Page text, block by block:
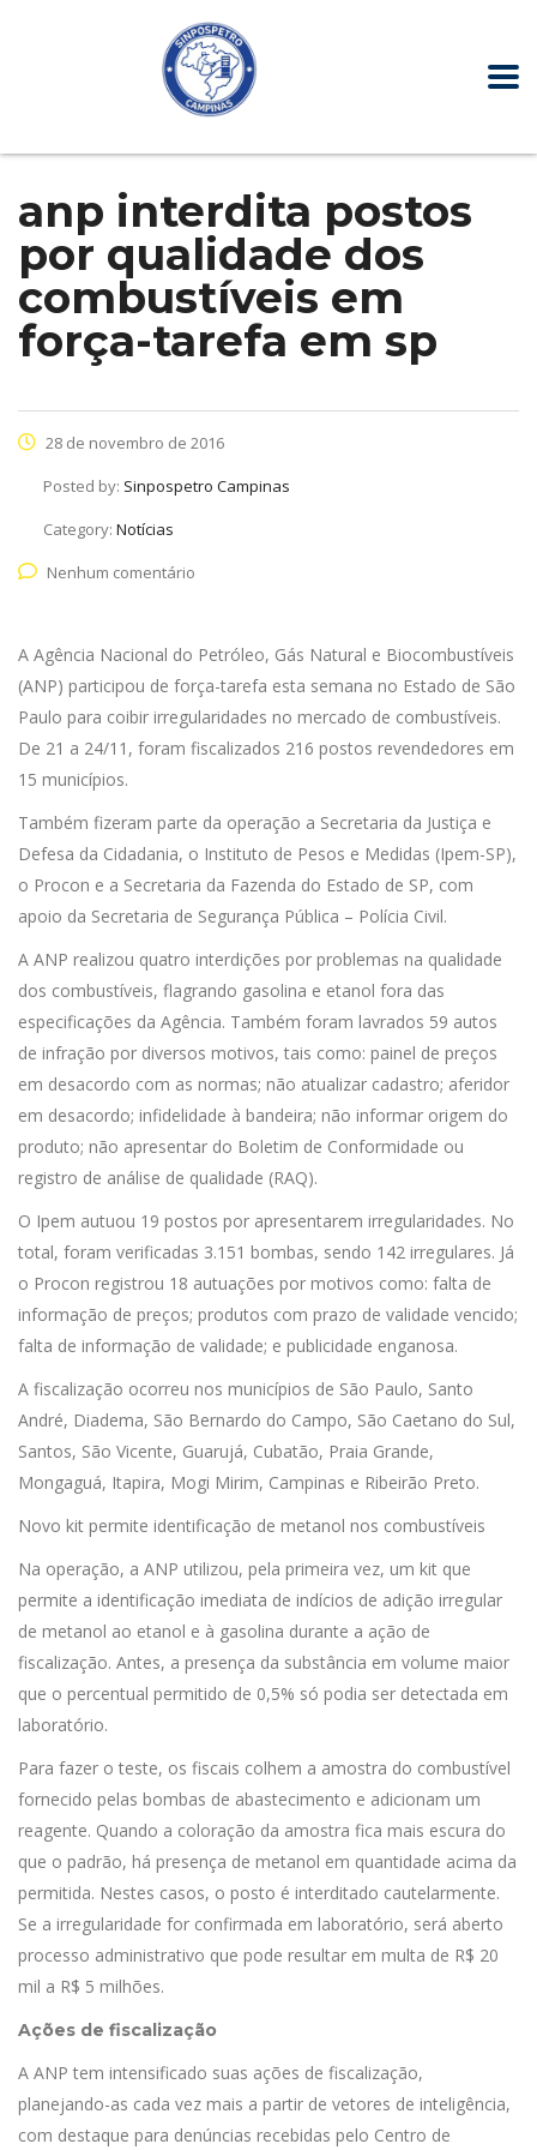
anp interdita postos
por qualidade dos
combustíveis em
força-tarefa em sp
28 de novembro de 2016
Posted by: Sinpospetro Campinas
Category: Notícias
Nenhum comentário
A Agência Nacional do Petróleo, Gás Natural e Biocombustíveis
(ANP) participou de força-tarefa esta semana no Estado de São
Paulo para coibir irregularidades no mercado de combustíveis.
De 21 a 24/11, foram fiscalizados 216 postos revendedores em
15 municípios.
Também fizeram parte da operação a Secretaria da Justiça e
Defesa da Cidadania, o Instituto de Pesos e Medidas (Ipem-SP),
o Procon e a Secretaria da Fazenda do Estado de SP, com
apoio da Secretaria de Segurança Pública – Polícia Civil.
A ANP realizou quatro interdições por problemas na qualidade
dos combustíveis, flagrando gasolina e etanol fora das
especificações da Agência. Também foram lavrados 59 autos
de infração por diversos motivos, tais como: painel de preços
em desacordo com as normas; não atualizar cadastro; aferidor
em desacordo; infidelidade à bandeira; não informar origem do
produto; não apresentar do Boletim de Conformidade ou
registro de análise de qualidade (RAQ).
O Ipem autuou 19 postos por apresentarem irregularidades. No
total, foram verificadas 3.151 bombas, sendo 142 irregulares. Já
o Procon registrou 18 autuações por motivos como: falta de
informação de preços; produtos com prazo de validade vencido;
falta de informação de validade; e publicidade enganosa.
A fiscalização ocorreu nos municípios de São Paulo, Santo
André, Diadema, São Bernardo do Campo, São Caetano do Sul,
Santos, São Vicente, Guarujá, Cubatão, Praia Grande,
Mongaguá, Itapira, Mogi Mirim, Campinas e Ribeirão Preto.
Novo kit permite identificação de metanol nos combustíveis
Na operação, a ANP utilizou, pela primeira vez, um kit que
permite a identificação imediata de indícios de adição irregular
de metanol ao etanol e à gasolina durante a ação de
fiscalização. Antes, a presença da substância em volume maior
que o percentual permitido de 0,5% só podia ser detectada em
laboratório.
Para fazer o teste, os fiscais colhem a amostra do combustível
fornecido pelas bombas de abastecimento e adicionam um
reagente. Quando a coloração da amostra fica mais escura do
que o padrão, há presença de metanol em quantidade acima da
permitida. Nestes casos, o posto é interditado cautelarmente.
Se a irregularidade for confirmada em laboratório, será aberto
processo administrativo que pode resultar em multa de R$ 20
mil a R$ 5 milhões.
Ações de fiscalização
A ANP tem intensificado suas ações de fiscalização,
planejando-as cada vez mais a partir de vetores de inteligência,
com destaque para denúncias recebidas pelo Centro de